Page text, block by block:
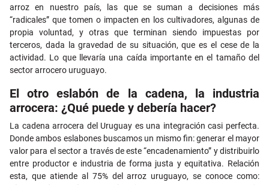
arroz en nuestro país, las que se suman a decisiones más
“radicales” que tomen o impacten en los cultivadores, algunas de
propia voluntad, y otras que terminan siendo impuestas por
terceros, dada la gravedad de su situación, que es el cese de la
actividad. Lo que llevaría una caída importante en el tamaño del
sector arrocero uruguayo.
El otro eslabón de la cadena, la industria
arrocera: ¿Qué puede y debería hacer?
La cadena arrocera del Uruguay es una integración casi perfecta.
Donde ambos eslabones buscamos un mismo fin: generar el mayor
valor para el sector a través de este “encadenamiento” y distribuirlo
entre productor e industria de forma justa y equitativa. Relación
esta, que atiende al 75% del arroz uruguayo, se conoce como: